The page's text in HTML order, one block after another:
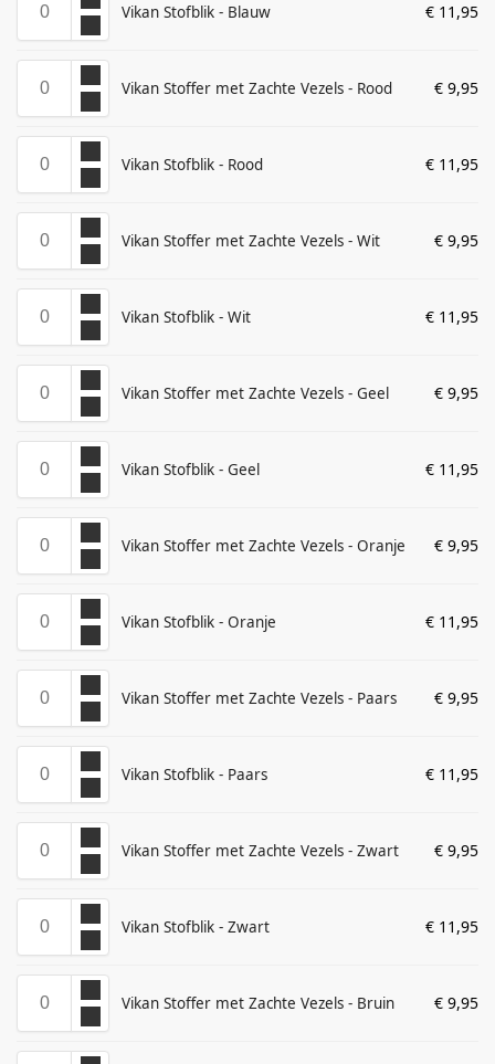
Vikan Stofblik - Blauw € 11,95
Vikan Stoffer met Zachte Vezels - Rood € 9,95
Vikan Stofblik - Rood € 11,95
Vikan Stoffer met Zachte Vezels - Wit € 9,95
Vikan Stofblik - Wit € 11,95
Vikan Stoffer met Zachte Vezels - Geel € 9,95
Vikan Stofblik - Geel € 11,95
Vikan Stoffer met Zachte Vezels - Oranje € 9,95
Vikan Stofblik - Oranje € 11,95
Vikan Stoffer met Zachte Vezels - Paars € 9,95
Vikan Stofblik - Paars € 11,95
Vikan Stoffer met Zachte Vezels - Zwart € 9,95
Vikan Stofblik - Zwart € 11,95
Vikan Stoffer met Zachte Vezels - Bruin € 9,95